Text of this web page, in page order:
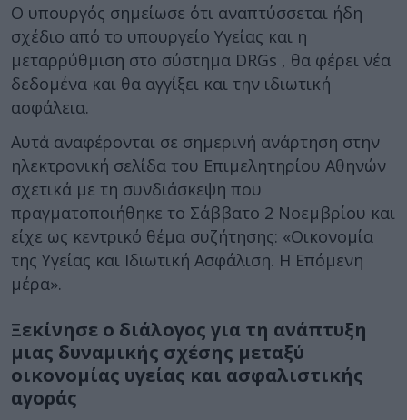
Ο υπουργός σημείωσε ότι αναπτύσσεται ήδη
σχέδιο από το υπουργείο Υγείας και η
μεταρρύθμιση στο σύστημα DRGs , θα φέρει νέα
δεδομένα και θα αγγίξει και την ιδιωτική
ασφάλεια.
Αυτά αναφέρονται σε σημερινή ανάρτηση στην
ηλεκτρονική σελίδα του Επιμελητηρίου Αθηνών
σχετικά με τη συνδιάσκεψη που
πραγματοποιήθηκε το Σάββατο 2 Νοεμβρίου και
είχε ως κεντρικό θέμα συζήτησης: «Οικονομία
της Υγείας και Ιδιωτική Ασφάλιση. Η Επόμενη
μέρα».
Ξεκίνησε ο διάλογος για τη ανάπτυξη
μιας δυναμικής σχέσης μεταξύ
οικονομίας υγείας και ασφαλιστικής
αγοράς